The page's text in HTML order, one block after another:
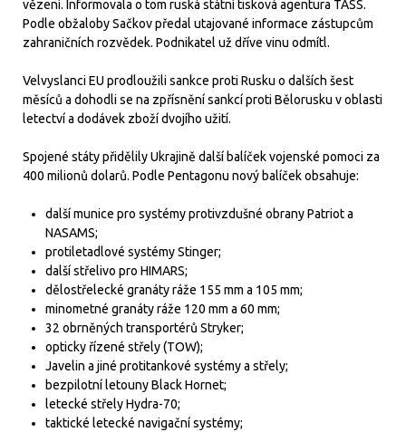
vězení. Informovala o tom ruská státní tisková agentura TASS.
Podle obžaloby Sačkov předal utajované informace zástupcům
zahraničních rozvědek. Podnikatel už dříve vinu odmítl.
Velvyslanci EU prodloužili sankce proti Rusku o dalších šest
měsíců a dohodli se na zpřísnění sankcí proti Bělorusku v oblasti
letectví a dodávek zboží dvojího užití.
Spojené státy přidělily Ukrajině další balíček vojenské pomoci za
400 milionů dolarů. Podle Pentagonu nový balíček obsahuje:
další munice pro systémy protivzdušné obrany Patriot a
NASAMS;
protiletadlové systémy Stinger;
další střelivo pro HIMARS;
dělostřelecké granáty ráže 155 mm a 105 mm;
minometné granáty ráže 120 mm a 60 mm;
32 obrněných transportérů Stryker;
opticky řízené střely (TOW);
Javelin a jiné protitankové systémy a střely;
bezpilotní letouny Black Hornet;
letecké střely Hydra-70;
taktické letecké navigační systémy;